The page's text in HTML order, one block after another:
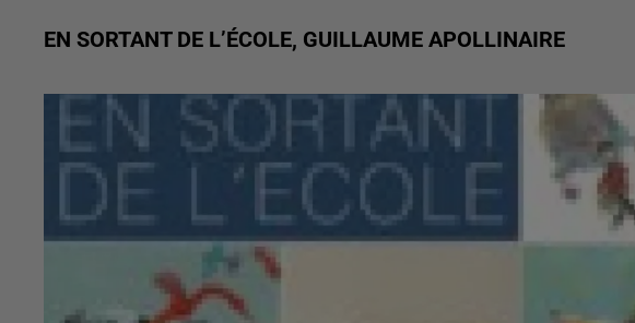
EN SORTANT DE L’ÉCOLE, GUILLAUME APOLLINAIRE